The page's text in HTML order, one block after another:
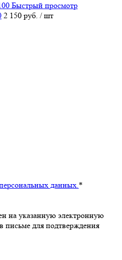
Быстрый просмотр
2 150 руб. / шт
данных. *
на указанную электронную
письме для подтверждения